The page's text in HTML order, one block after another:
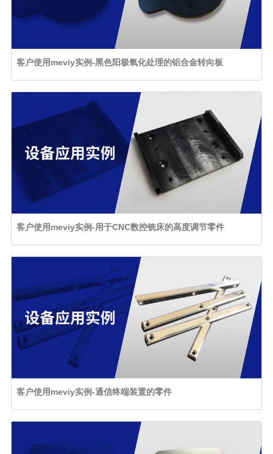
客户使用meviy实例-黑色阳极氧化处理的铝合金转向板
客户使用meviy实例-用于CNC数控铣床的高度调节零件
客户使用meviy实例-通信终端装置的零件